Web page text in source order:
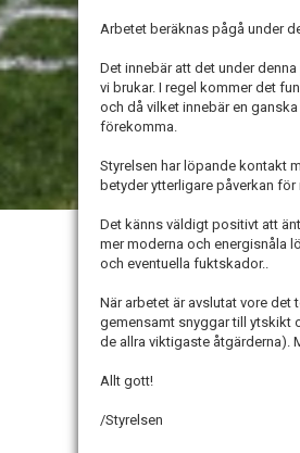
Arbetet beräknas pågå under
Det innebär att det under
vi brukar. I regel kommer det
och då vilket innebär en
förekomma.
Styrelsen har löpande kontakt
betyder ytterligare påverkan
Det känns väldigt positivt att
mer moderna och energisnåla
och eventuella fuktskador..
När arbetet är avslutat vore
gemensamt snyggar till ytskikt
de allra viktigaste åtgärderna).
Allt gott!
/Styrelsen